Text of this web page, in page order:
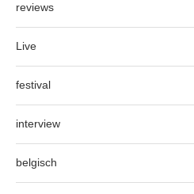
reviews
Live
festival
interview
belgisch